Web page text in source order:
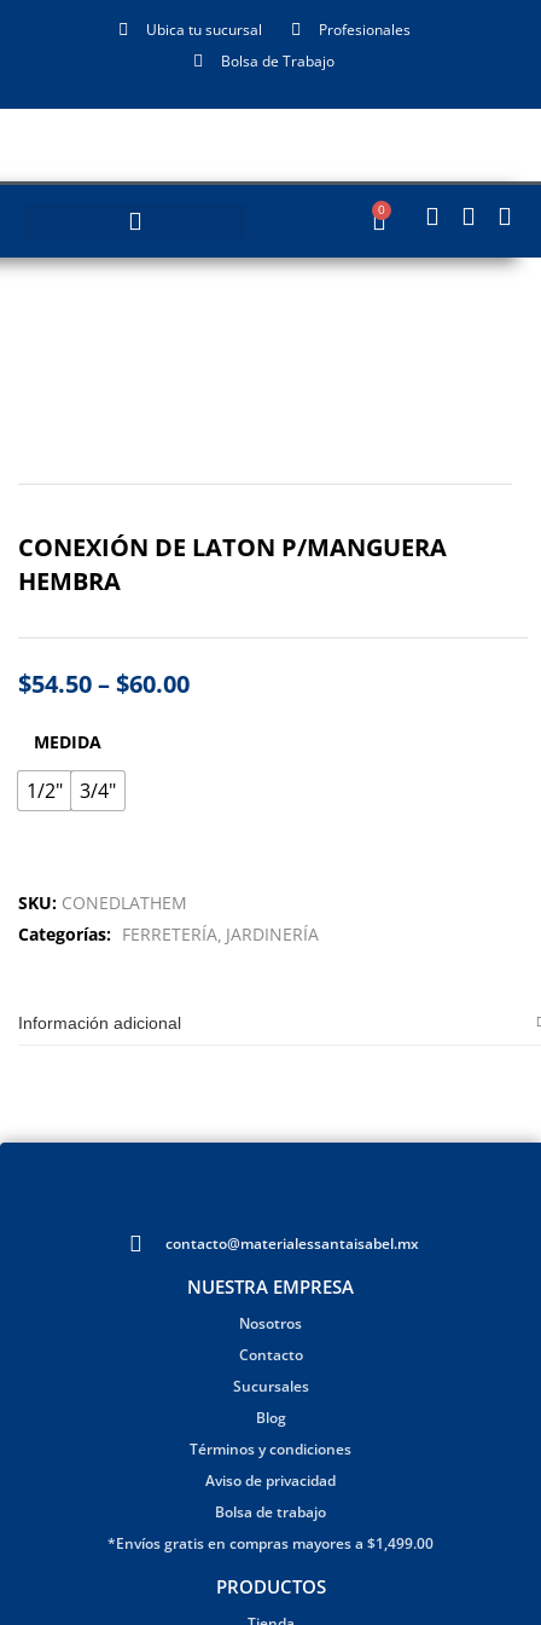
Ubica tu sucursal
Profesionales
Bolsa de Trabajo
0
CONEXIÓN DE LATON P/MANGUERA
HEMBRA
$54.50–$60.00
MEDIDA
1/2" 3/4"
SKU: CONEDLATHEM
Categorías: FERRETERÍA JARDINERÍA
Información adicional
contacto@materialessantaisabel.mx
NUESTRA EMPRESA
Nosotros
Contacto
Sucursales
Blog
Términos y condiciones
Aviso de privacidad
Bolsa de trabajo
*Envíos gratis en compras mayores a $1,499.00
PRODUCTOS